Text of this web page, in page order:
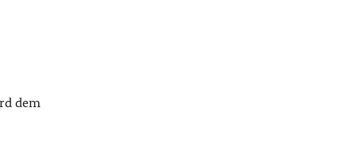
dem